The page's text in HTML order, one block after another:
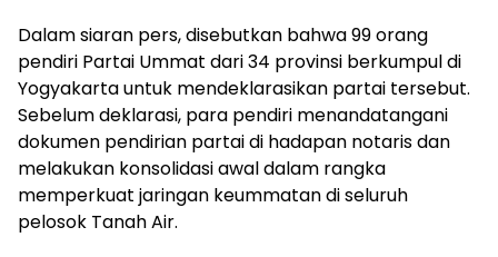
Dalam siaran pers, disebutkan bahwa 99 orang
pendiri Partai Ummat dari 34 provinsi berkumpul di
Yogyakarta untuk mendeklarasikan partai tersebut.
Sebelum deklarasi, para pendiri menandatangani
dokumen pendirian partai di hadapan notaris dan
melakukan konsolidasi awal dalam rangka
memperkuat jaringan keummatan di seluruh
pelosok Tanah Air.